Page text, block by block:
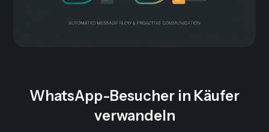
WhatsApp-Besucher in Käufer
verwandeln